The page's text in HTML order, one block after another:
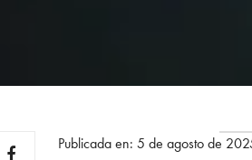
Publicada en: 5 de agosto de